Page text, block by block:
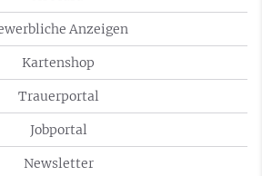
Anzeigen
Kartenshop
Trauerportal
Jobportal
Newsletter